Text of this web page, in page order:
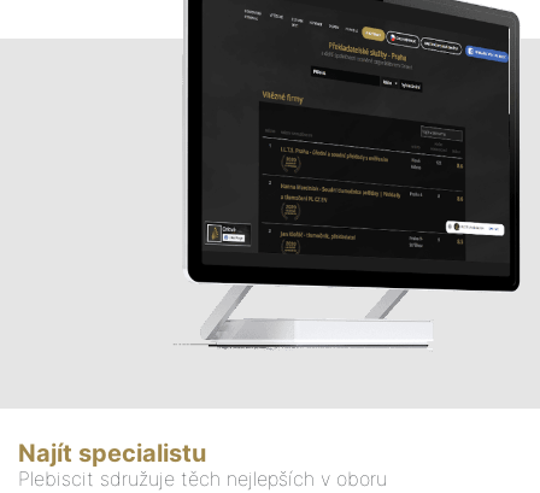
Najít specialistu
Plebiscit sdružuje těch nejlepších v oboru